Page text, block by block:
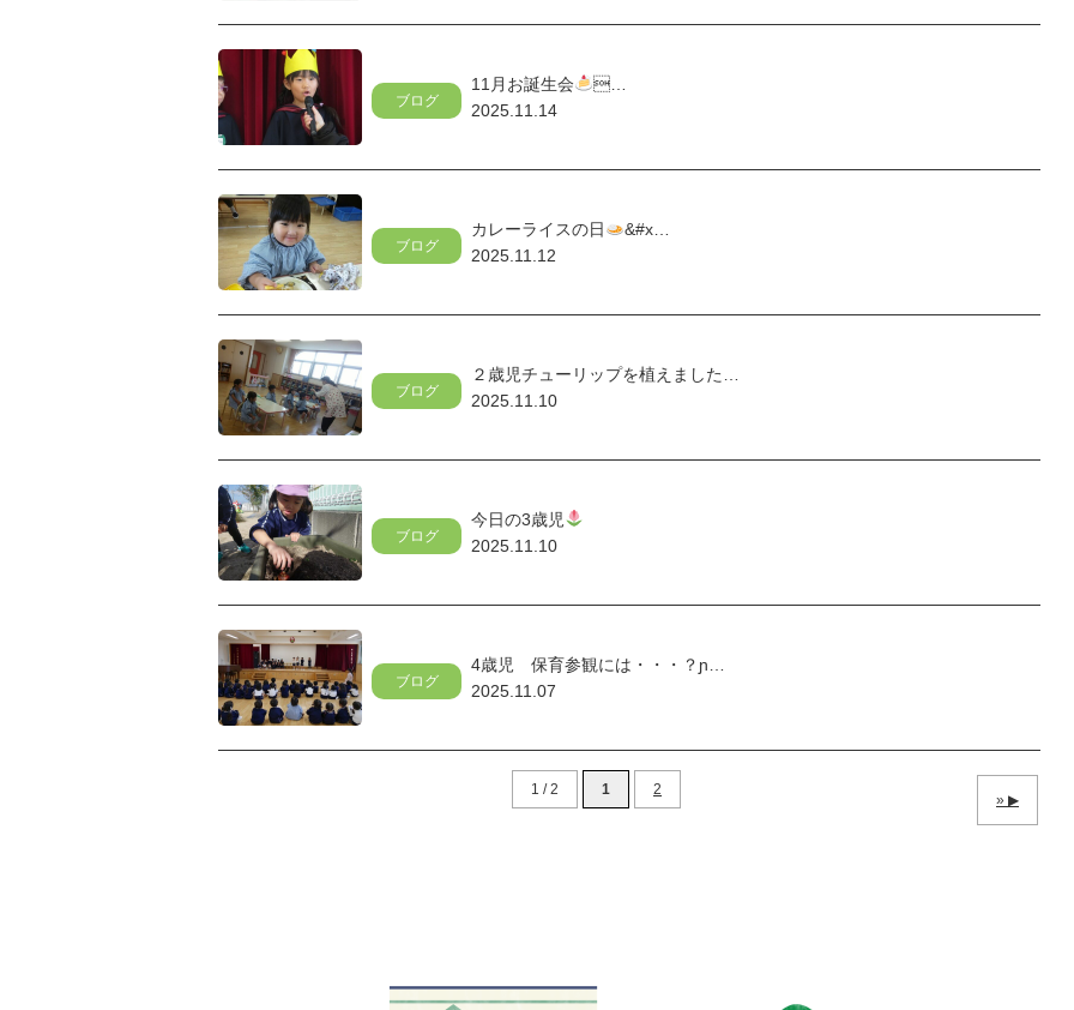
ブログ
11月お誕生会
…
2025.11.14
ブログ
カレーライスの日
&#x…
2025.11.12
ブログ
２歳児チューリップを植えました…
2025.11.10
ブログ
今日の3歳児
2025.11.10
ブログ
4歳児 保育参観には・・・？ɲ…
2025.11.07
1 / 2 1 2
»